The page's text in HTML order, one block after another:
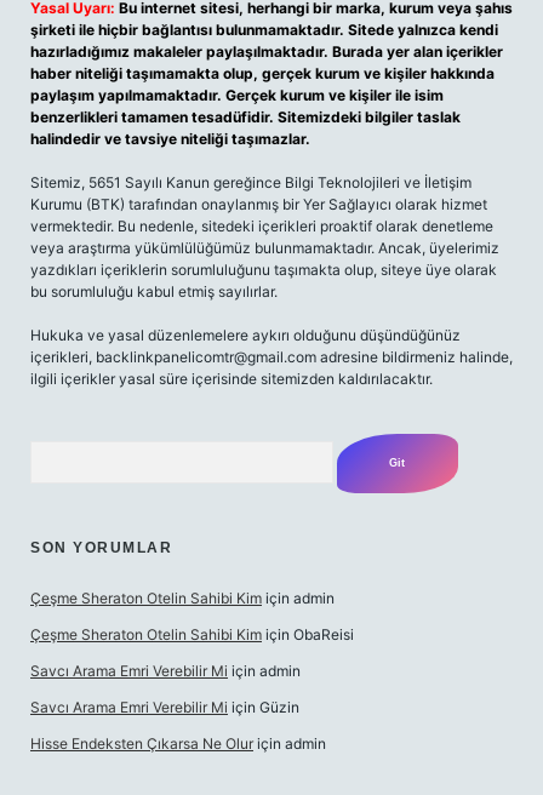
Yasal Uyarı: Bu internet sitesi, herhangi bir marka, kurum veya şahıs
şirketi ile hiçbir bağlantısı bulunmamaktadır. Sitede yalnızca kendi
hazırladığımız makaleler paylaşılmaktadır. Burada yer alan içerikler
haber niteliği taşımamakta olup, gerçek kurum ve kişiler hakkında
paylaşım yapılmamaktadır. Gerçek kurum ve kişiler ile isim
benzerlikleri tamamen tesadüfidir. Sitemizdeki bilgiler taslak
halindedir ve tavsiye niteliği taşımazlar.
Sitemiz, 5651 Sayılı Kanun gereğince Bilgi Teknolojileri ve İletişim
Kurumu (BTK) tarafından onaylanmış bir Yer Sağlayıcı olarak hizmet
vermektedir. Bu nedenle, sitedeki içerikleri proaktif olarak denetleme
veya araştırma yükümlülüğümüz bulunmamaktadır. Ancak, üyelerimiz
yazdıkları içeriklerin sorumluluğunu taşımakta olup, siteye üye olarak
bu sorumluluğu kabul etmiş sayılırlar.
Hukuka ve yasal düzenlemelere aykırı olduğunu düşündüğünüz
içerikleri, backlinkpanelicomtr@gmail.com adresine bildirmeniz halinde,
ilgili içerikler yasal süre içerisinde sitemizden kaldırılacaktır.
SON YORUMLAR
Çeşme Sheraton Otelin Sahibi Kim için admin
Çeşme Sheraton Otelin Sahibi Kim için ObaReisi
Savcı Arama Emri Verebilir Mi için admin
Savcı Arama Emri Verebilir Mi için Güzin
Hisse Endeksten Çıkarsa Ne Olur için admin